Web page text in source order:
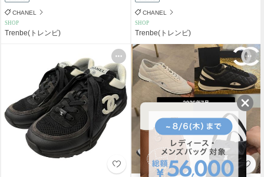
CHANEL
SHOP
Trenbe(トレンビ)
CHANEL
SHOP
Trenbe(トレンビ)